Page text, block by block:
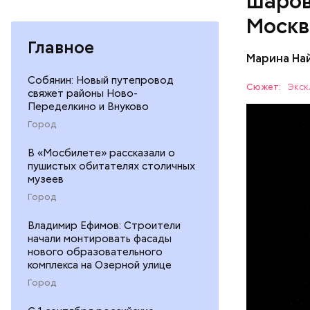
Главное
Собянин: Новый путепровод
свяжет районы Ново-
Переделкино и Внуково
Город
В «Мосбилете» рассказали о
пушистых обитателях столичных
музеев
Город
Владимир Ефимов: Строители
начали монтировать фасады
нового образовательного
комплекса на Озерной улице
Город
Марина
Сюжет:
—
Шаровая
следов.
причем
По его
аварий